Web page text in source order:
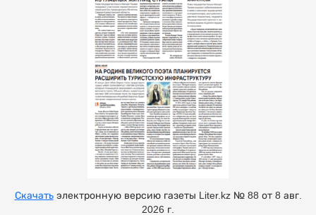
Скачатьэлектронную версию газеты Liter.kz № 88 от 8 авг.
2026 г.